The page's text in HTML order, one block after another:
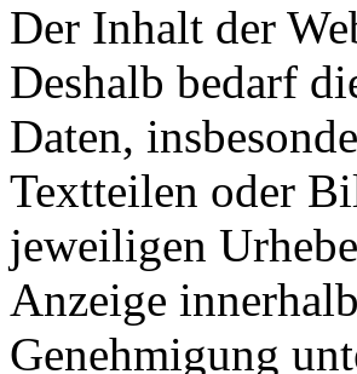
Der Inhalt der
Deshalb bedarf
Daten,
Textteilen oder
jeweiligen
Anzeige
Genehmigung